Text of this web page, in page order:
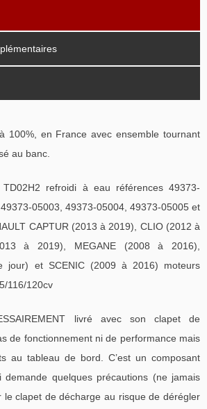
100%, en France avec ensemble tournant
au banc.
TD02H2 refroidi à eau références 49373-
05003, 49373-05004, 49373-05005 et
CAPTUR (2013 à 2019), CLIO (2012 à
à 2019), MEGANE (2008 à 2016),
jour) et SCENIC (2009 à 2016) moteurs
116/120cv
livré avec son clapet de
de fonctionnement ni de performance mais
au tableau de bord. C’est un composant
quelques précautions (ne jamais
le clapet de décharge au risque de dérégler